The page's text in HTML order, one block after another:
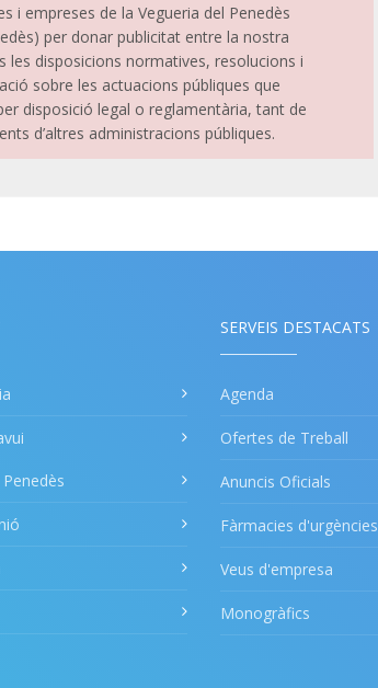
i empreses de la Vegueria del Penedès
per donar publicitat entre la nostra
les disposicions normatives, resolucions i
sobre les actuacions públiques que
disposició legal o reglamentària, tant de
d’altres administracions públiques.
SERVEIS DESTACATS
Agenda
Ofertes de Treball
Anuncis Oficials
Fàrmacies d'urgències
Veus d'empresa
Monogràfics